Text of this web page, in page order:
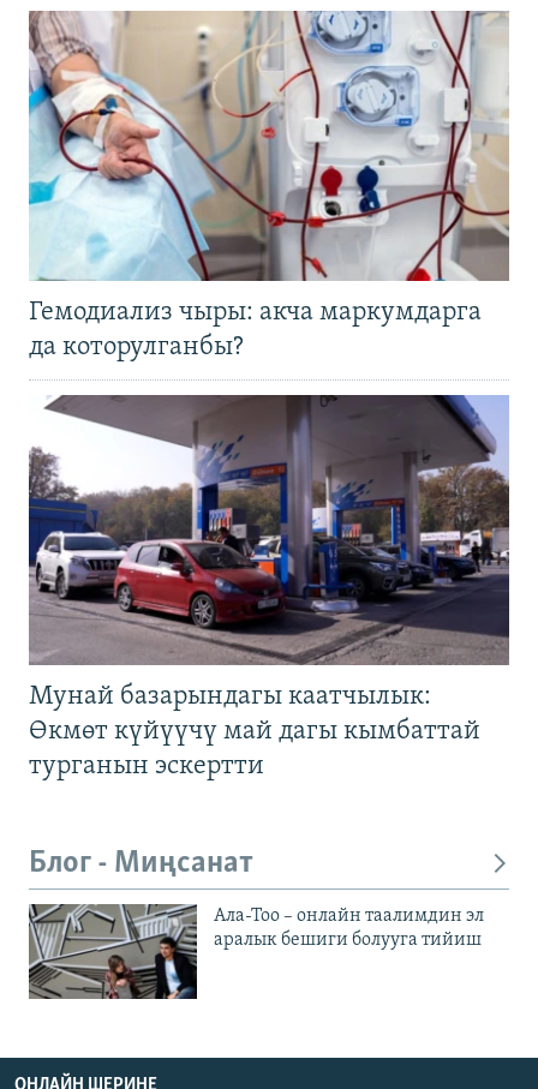
Гемодиализ чыры: акча маркумдарга
да которулганбы?
Мунай базарындагы каатчылык:
Өкмөт күйүүчү май дагы кымбаттай
турганын эскертти
Блог - Миңсанат
Ала-Тоо – онлайн таалимдин эл
аралык бешиги болууга тийиш